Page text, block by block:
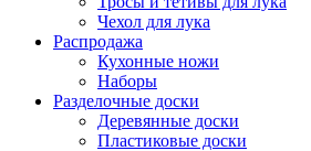
Чехол для лука
Распродажа
Кухонные ножи
Наборы
Разделочные доски
Деревянные доски
Пластиковые доски